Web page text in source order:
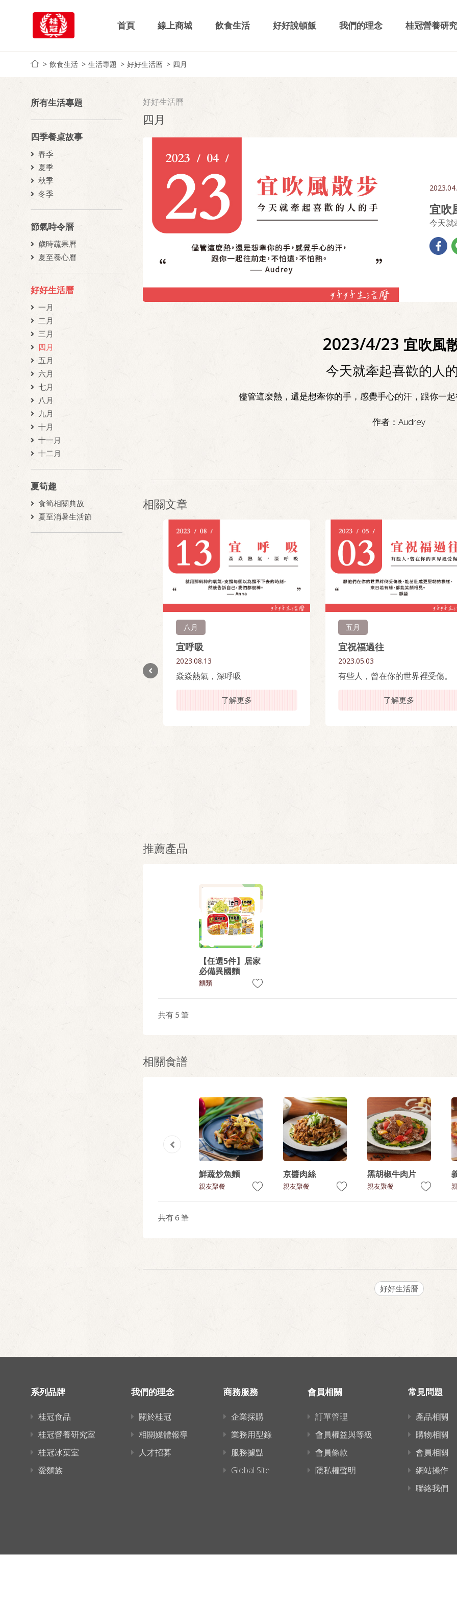
首頁 線上商城 飲食生活 好好說頓飯 我們的理念 桂冠營養研
飲食生活 生活專題 好好生活曆 四月
所有生活專題
四季餐桌故事
春季
夏季
秋季
冬季
節氣時令曆
歲時蔬果曆
夏至養心曆
好好生活曆
一月
二月
三月
四月
五月
六月
七月
八月
九月
十月
十一月
十二月
夏筍趣
食筍相關典故
夏至消暑生活節
好好生活曆
四月
宜吹
今天就
2023/4/23 宜吹風
今天就牽起喜歡的人
儘管這麼熱，還是想牽你的手，感覺手心的汗，跟你一
作者： Audrey
相關文章
八月
宜呼吸
2023.08.13
焱焱熱氣，深呼吸
了解更多
五月
宜祝福過往
2023.05.03
有些人，曾在你的世界裡受傷。
了解更多
推薦產品
【任選5件】居家
必備異國麵
麵類
共有 5 筆
相關食譜
鮮蔬炒魚麵
親友聚餐
京醬肉絲
親友聚餐
黑胡椒牛肉片
親友聚餐
共有6 筆
好好生活曆
系列品牌
桂冠食品
桂冠營養研究室
桂冠冰菓室
愛麵族
我們的理念
關於桂冠
相關媒體報導
人才招募
商務服務
企業採購
業務用型錄
服務據點
Global Site
會員相關
訂單管理
會員權益與等級
會員條款
隱私權聲明
常見問題
產品相關
購物相關
會員相關
網站操作
聯絡我們